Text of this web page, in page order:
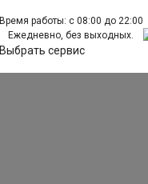
Время работы: с 08:00 до 22:00
Ежедневно, без выходных.
Выбрать сервис